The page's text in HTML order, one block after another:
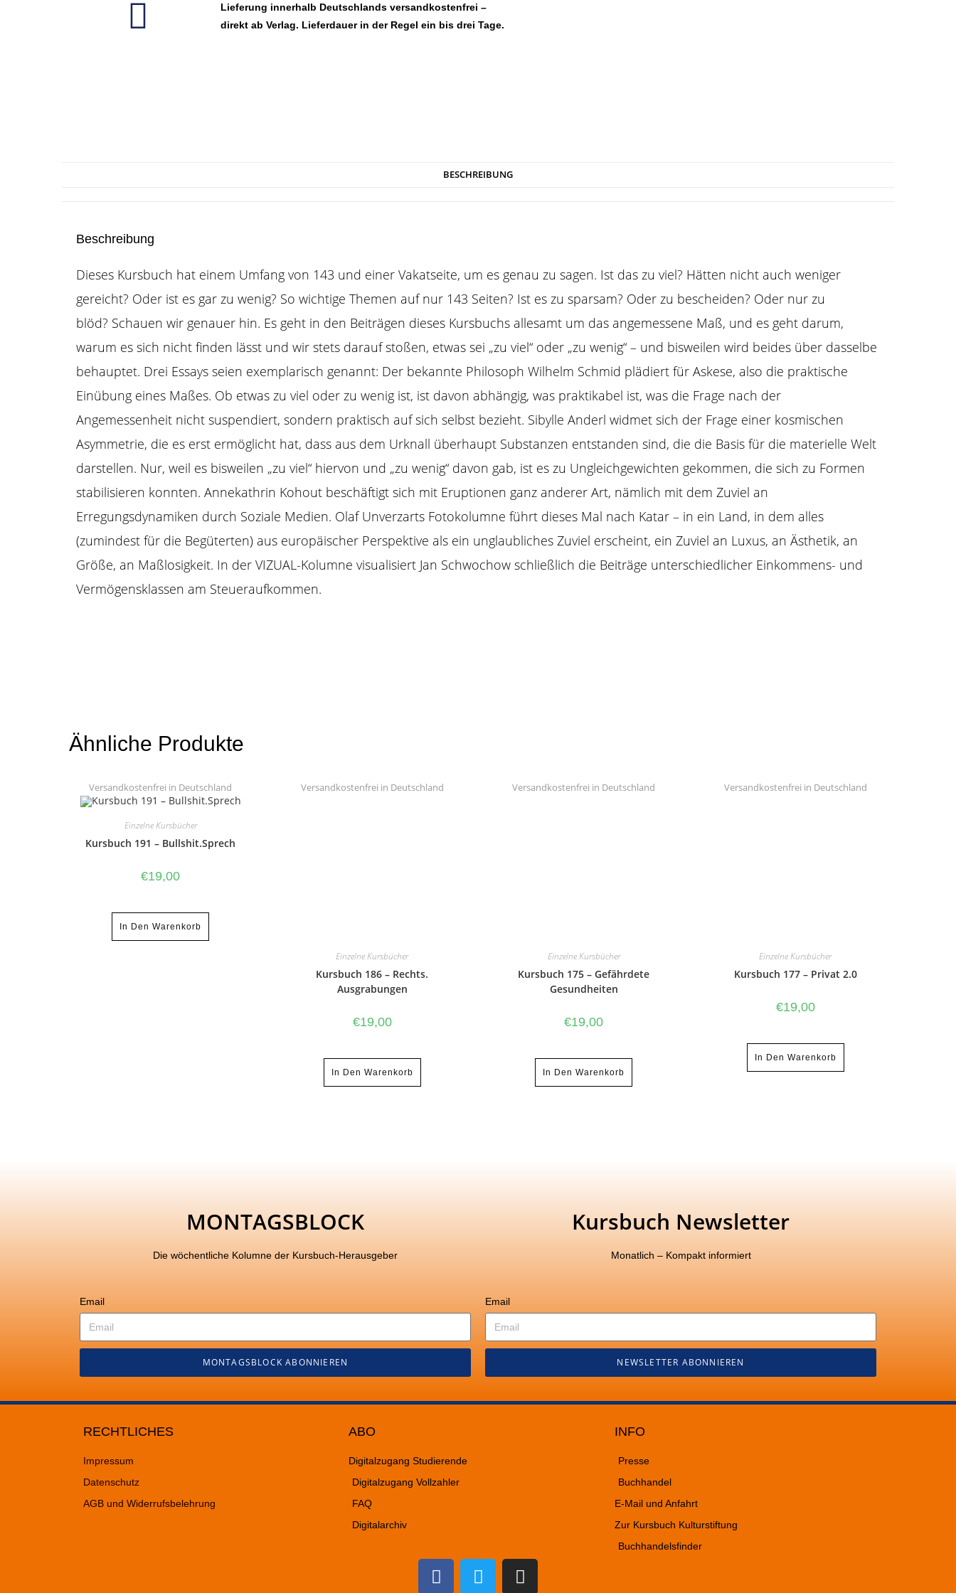
Lieferung innerhalb Deutschlands versandkostenfrei –
direkt ab Verlag. Lieferdauer in der Regel ein bis drei Tage.
BESCHREIBUNG
Beschreibung
Dieses Kursbuch hat einem Umfang von 143 und einer Vakatseite, um es genau zu sagen. Ist das zu viel? Hätten nicht auch weniger
gereicht? Oder ist es gar zu wenig? So wichtige Themen auf nur 143 Seiten? Ist es zu sparsam? Oder zu bescheiden? Oder nur zu
blöd? Schauen wir genauer hin. Es geht in den Beiträgen dieses Kursbuchs allesamt um das angemessene Maß, und es geht darum,
warum es sich nicht finden lässt und wir stets darauf stoßen, etwas sei „zu viel“ oder „zu wenig“ – und bisweilen wird beides über dasselbe
behauptet. Drei Essays seien exemplarisch genannt: Der bekannte Philosoph Wilhelm Schmid plädiert für Askese, also die praktische
Einübung eines Maßes. Ob etwas zu viel oder zu wenig ist, ist davon abhängig, was praktikabel ist, was die Frage nach der
Angemessenheit nicht suspendiert, sondern praktisch auf sich selbst bezieht. Sibylle Anderl widmet sich der Frage einer kosmischen
Asymmetrie, die es erst ermöglicht hat, dass aus dem Urknall überhaupt Substanzen entstanden sind, die die Basis für die materielle Welt
darstellen. Nur, weil es bisweilen „zu viel“ hiervon und „zu wenig“ davon gab, ist es zu Ungleichgewichten gekommen, die sich zu Formen
stabilisieren konnten. Annekathrin Kohout beschäftigt sich mit Eruptionen ganz anderer Art, nämlich mit dem Zuviel an
Erregungsdynamiken durch Soziale Medien. Olaf Unverzarts Fotokolumne führt dieses Mal nach Katar – in ein Land, in dem alles
(zumindest für die Begüterten) aus europäischer Perspektive als ein unglaubliches Zuviel erscheint, ein Zuviel an Luxus, an Ästhetik, an
Größe, an Maßlosigkeit. In der VIZUAL-Kolumne visualisiert Jan Schwochow schließlich die Beiträge unterschiedlicher Einkommens- und
Vermögensklassen am Steueraufkommen.
Ähnliche Produkte
Versandkostenfrei in Deutschland
Einzelne Kursbücher
Kursbuch 191 – Bullshit.Sprech
€19,00
In Den Warenkorb
Versandkostenfrei in Deutschland
Einzelne Kursbücher
Kursbuch 186 – Rechts.
Ausgrabungen
€19,00
In Den Warenkorb
Versandkostenfrei in Deutschland
Einzelne Kursbücher
Kursbuch 175 – Gefährdete
Gesundheiten
€19,00
In Den Warenkorb
Versandkostenfrei in Deutschland
Einzelne Kursbücher
Kursbuch 177 – Privat 2.0
€19,00
In Den Warenkorb
MONTAGSBLOCK
Die wöchentliche Kolumne der Kursbuch-Herausgeber
Email
MONTAGSBLOCK ABONNIEREN
Kursbuch Newsletter
Monatlich – Kompakt informiert
Email
NEWSLETTER ABONNIEREN
RECHTLICHES
Impressum
Datenschutz
AGB und Widerrufsbelehrung
ABO
Digitalzugang Studierende
Digitalzugang Vollzahler
FAQ
Digitalarchiv
INFO
Presse
Buchhandel
E-Mail und Anfahrt
Zur Kursbuch Kulturstiftung
Buchhandelsfinder